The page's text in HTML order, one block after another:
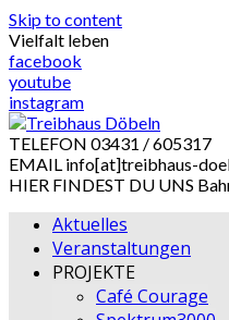
Skip to content
Vielfalt leben
facebook
youtube
instagram
TELEFON 03431 / 605317
EMAIL info[at]treibhaus-
HIER FINDEST DU UNS
Aktuelles
Veranstaltungen
PROJEKTE
Café Courage